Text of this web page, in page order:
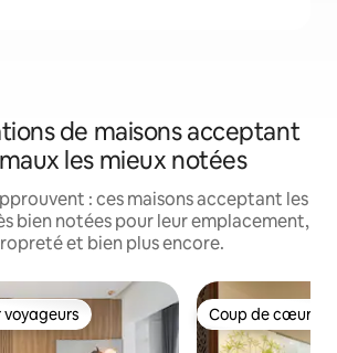
de maisons acceptant
les mieux notées
: ces maisons acceptant les
bien notées pour leur emplacement,
et bien plus encore.
les plus appréciés Coup de cœur
Coup de cœur